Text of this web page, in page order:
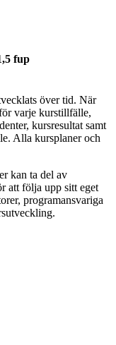
fup
över tid. När
varje kurstillfälle,
kursresultat samt
Alla kursplaner och
kan ta del av
att följa upp sitt eget
programansvariga